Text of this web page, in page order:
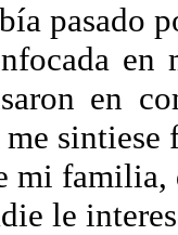
pasado
en
en
sintiese
mi
le